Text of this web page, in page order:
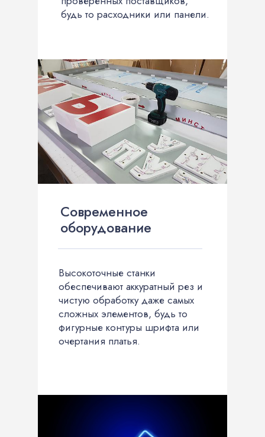
Современное
оборудование
Высокоточные станки
обеспечивают аккуратный рез и
чистую обработку даже самых
сложных элементов, будь то
фигурные контуры шрифта или
очертания платья.
будь то расходники или панели.